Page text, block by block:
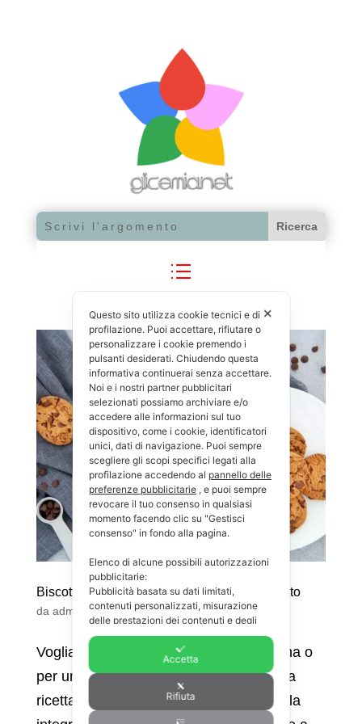
Biscotti semola integrale e gocce di cioccolato
da admin |Nov 28, 2023|Colazione,Ricette
Voglia di biscotti? Per una merenda sana o
per una colazione veloce? Ecco a voi la
ricetta per fare circa 20 biscotti di semola
✕
Questo sito utilizza cookie tecnici e di
profilazione. Puoi accettare, rifiutare o
personalizzare i cookie premendo i
pulsanti desiderati. Chiudendo questa
informativa continuerai senza accettare.
Noi e i nostri partner pubblicitari
selezionati possiamo archiviare e/o
accedere alle informazioni sul tuo
dispositivo, come i cookie, identificatori
unici, dati di navigazione. Puoi sempre
scegliere gli scopi specifici legati alla
profilazione accedendo al pannello delle
preferenze pubblicitarie, e puoi sempre
revocare il tuo consenso in qualsiasi
momento facendo clic su "Gestisci
consenso" in fondo alla pagina.
Elenco di alcune possibili autorizzazioni
pubblicitarie:
Pubblicità basata su dati limitati,
contenuti personalizzati, misurazione
delle prestazioni dei contenuti e degli
annunci, ricerche sul pubblico e sviluppo
Puoi consultare: la nostra lista di
partner pubblicitari
Accetta
Rifiuta